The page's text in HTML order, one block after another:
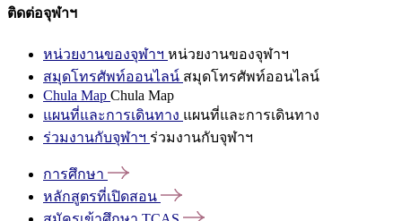
ติดต่อจุฬาฯ
หน่วยงานของจุฬาฯ หน่วยงานของจุฬาฯ
สมุดโทรศัพท์ออนไลน์ สมุดโทรศัพท์ออนไลน์
Chula Map Chula Map
แผนที่และการเดินทาง แผนที่และการเดินทาง
ร่วมงานกับจุฬาฯ ร่วมงานกับจุฬาฯ
การศึกษา
หลักสูตรที่เปิดสอน